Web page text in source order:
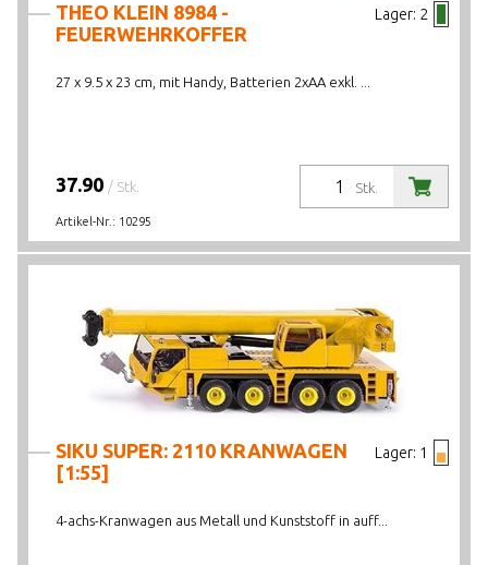
Lager: 2
THEO KLEIN 8984 -
FEUERWEHRKOFFER
27 x 9.5 x 23 cm, mit Handy, Batterien 2xAA exkl. ...
Stk.
37.90 / Stk.
Artikel-Nr.: 10295
Lager: 1
SIKU SUPER: 2110 KRANWAGEN
[1:55]
4-achs-Kranwagen aus Metall und Kunststoff in auff...